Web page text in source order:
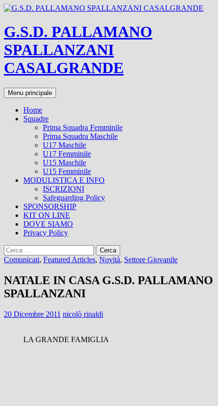
Vai
contenuto
G.S.D. PALLAMANO
SPALLANZANI
CASALGRANDE
Cerca
Menu principale
Home
Squadre
Prima Squadra Femminile
Prima Squadra Maschile
U17 Maschile
U17 Femminile
U15 Maschile
U15 Femminile
MODULISTICA E INFO
ISCRIZIONI
Safeguarding Policy
SPONSORSHIP
KIT ON LINE
DOVE SIAMO
Privacy Policy
Ricerca
per:
Comunicati, Featured Articles, Novità, Settore Giovanile
NATALE IN CASA G.S.D. PALLAMANO
SPALLANZANI
20 Dicembre 2011 nicolò rinaldi
LA GRANDE FAMIGLIA